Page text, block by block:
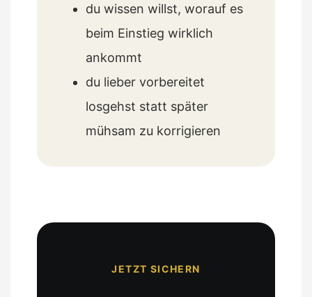
du wissen willst, worauf es
beim Einstieg wirklich
ankommt
du lieber vorbereitet
losgehst statt später
mühsam zu korrigieren
JETZT SICHERN